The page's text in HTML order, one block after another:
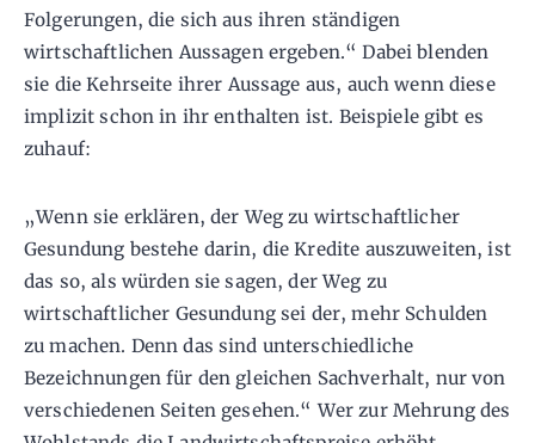
Folgerungen, die sich aus ihren ständigen
wirtschaftlichen Aussagen ergeben.“ Dabei blenden
sie die Kehrseite ihrer Aussage aus, auch wenn diese
implizit schon in ihr enthalten ist. Beispiele gibt es
zuhauf:
„Wenn sie erklären, der Weg zu wirtschaftlicher
Gesundung bestehe darin, die Kredite auszuweiten, ist
das so, als würden sie sagen, der Weg zu
wirtschaftlicher Gesundung sei der, mehr Schulden
zu machen. Denn das sind unterschiedliche
Bezeichnungen für den gleichen Sachverhalt, nur von
verschiedenen Seiten gesehen.“ Wer zur Mehrung des